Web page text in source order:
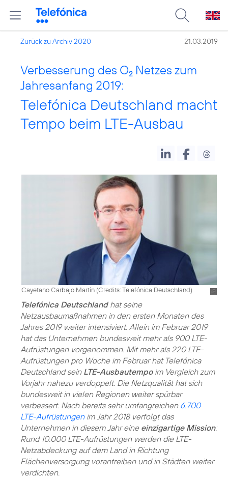
Zurück zu Archiv 2020 21.03.2019
Verbesserung des O2 Netzes zum
Jahresanfang 2019:
Telefónica Deutschland macht
Tempo beim LTE-Ausbau
Cayetano Carbajo Martín (Credits: Telefónica Deutschland)
Telefónica Deutschlandhat seine
Netzausbaumaßnahmen in den ersten Monaten des
Jahres 2019 weiter intensiviert. Allein im Februar 2019
hat das Unternehmen bundesweit mehr als 900 LTE-
Aufrüstungen vorgenommen. Mit mehr als 220 LTE-
Aufrüstungen pro Woche im Februar hat Telefónica
Deutschland sein LTE-Ausbautempoim Vergleich zum
Vorjahr nahezu verdoppelt. Die Netzqualität hat sich
bundesweit in vielen Regionen weiter spürbar
verbessert. Nach bereits sehr umfangreichen 6.700
LTE-Aufrüstungenim Jahr 2018 verfolgt das
Unternehmen in diesem Jahr eine einzigartige Mission:
Rund 10.000 LTE-Aufrüstungen werden die LTE-
Netzabdeckung auf dem Land in Richtung
Flächenversorgung vorantreiben und in Städten weiter
verdichten.